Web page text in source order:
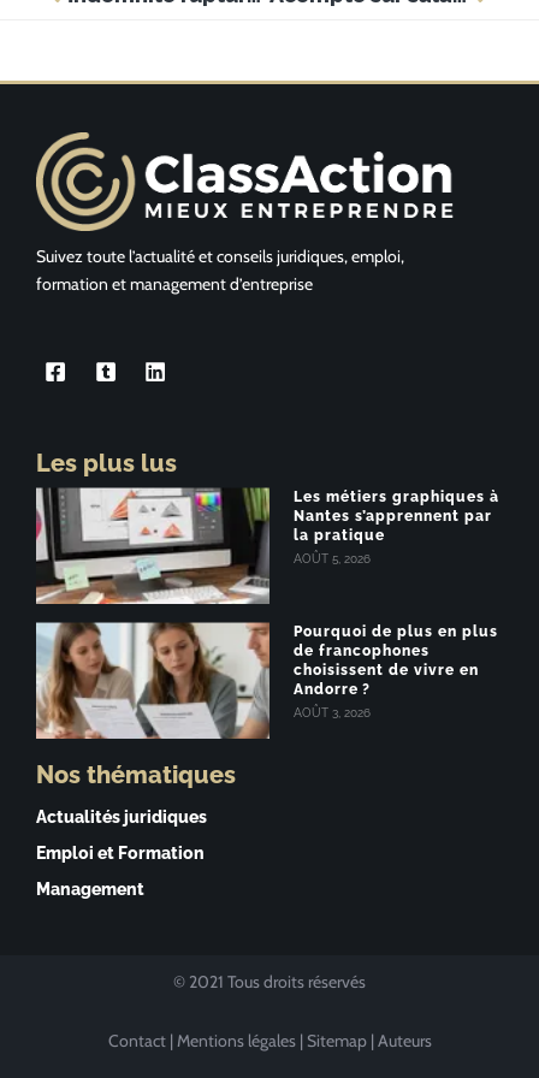
Suivez toute l’actualité et conseils juridiques, emploi,
formation et management d’entreprise
Les plus lus
Les métiers graphiques à
Nantes s’apprennent par
la pratique
AOÛT 5, 2026
Pourquoi de plus en plus
de francophones
choisissent de vivre en
Andorre ?
AOÛT 3, 2026
Nos thématiques
Actualités juridiques
Emploi et Formation
Management
© 2021 Tous droits réservés
Contact|Mentions légales| Sitemap|Auteurs